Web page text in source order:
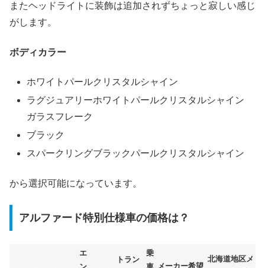
またヘッドライトに装飾は追加されずちょっと寂しい感じ
がします。
ボディカラー
ホワイトパールクリスタルシャイン
ラグジュアリーホワイトパールクリスタルシャイン
ガラスフレーク
ブラック
スパークリングブラックパールクリスタルシャイン
から選択可能になっています。
アルファード特別仕様車の価格は？
エ
ン
トラン
乗
車
メーカー希望
北海道地区メ